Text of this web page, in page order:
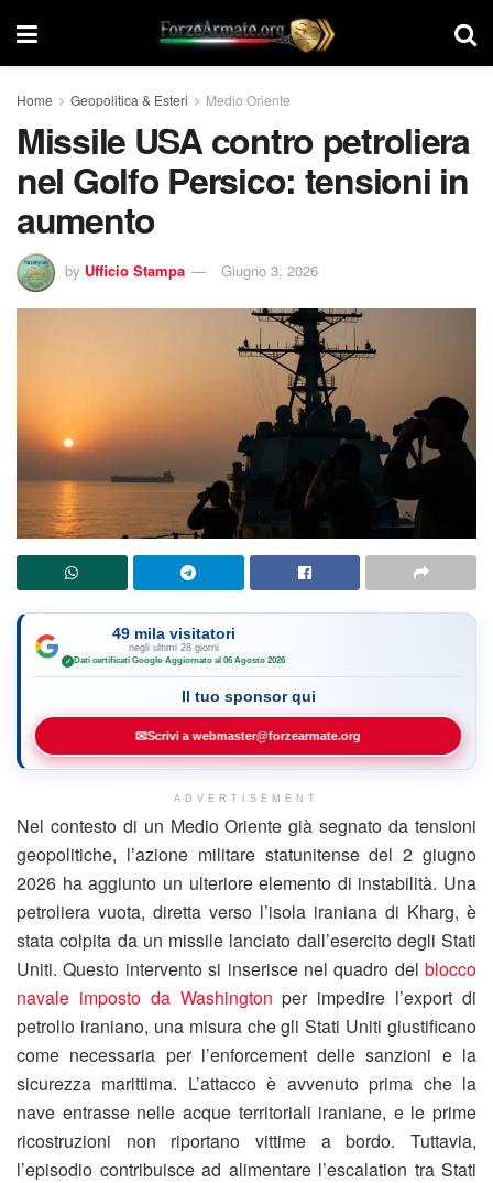
Home Geopolitica & Esteri Medio Oriente
Missile USA contro petroliera
nel Golfo Persico: tensioni in
aumento
by Ufficio Stampa Giugno 3, 2026
49 mila visitatori
negli ultimi 28 giorni
✓ Dati certificati Google·Aggiornato al 06 Agosto 2026
Il tuo sponsor qui
✉Scrivi a webmaster@forzearmate.org
ADVERTISEMENT
Nel contesto di un Medio Oriente già segnato da tensioni
geopolitiche, l’azione militare statunitense del 2 giugno
2026 ha aggiunto un ulteriore elemento di instabilità. Una
petroliera vuota, diretta verso l’isola iraniana di Kharg, è
stata colpita da un missile lanciato dall’esercito degli Stati
Uniti. Questo intervento si inserisce nel quadro del blocco
navale imposto da Washington per impedire l’export di
petrolio iraniano, una misura che gli Stati Uniti giustificano
come necessaria per l’enforcement delle sanzioni e la
sicurezza marittima. L’attacco è avvenuto prima che la
nave entrasse nelle acque territoriali iraniane, e le prime
ricostruzioni non riportano vittime a bordo. Tuttavia,
l’episodio contribuisce ad alimentare l’escalation tra Stati